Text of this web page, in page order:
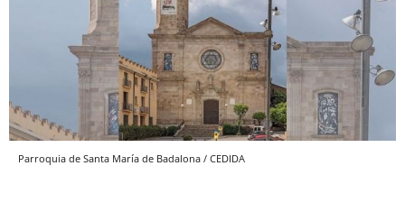
Parroquia de Santa María de Badalona / CEDIDA